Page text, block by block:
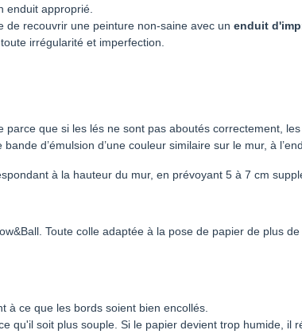
enduit approprié.
de recouvrir une peinture non-saine avec un enduit
irrégularité et imperfection.
que si les lés ne sont pas aboutés correctement,
d’émulsion d’une couleur similaire sur le mur, à
à la hauteur du mur, en prévoyant 5 à 7 cm
Toute colle adaptée à la pose de papier de plus
à ce que les bords soient bien encollés.
qu'il soit plus souple. Si le papier devient trop humide, il